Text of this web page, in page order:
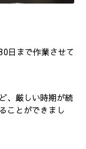
日まで作業させて
、厳しい時期が続
ことができまし